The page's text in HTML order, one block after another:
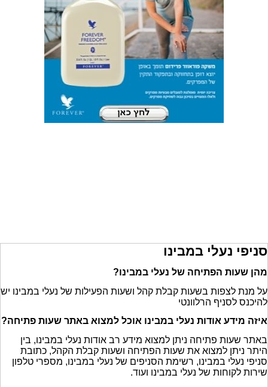
סניפי נעלי במבינו
מהן שעות הפתיחה של נעלי במבינו?
על מנת לצפות בשעות קבלת קהל ושעות הפעילות של נעלי במבינו יש
להיכנס לסניף הרלוונטי
איזה מידע אודות נעלי במבינו אוכל למצוא באתר שעות פתיחה?
באתר שעות פתיחה ניתן למצוא מידע רב אודות נעלי במבינו, בין
היתר ניתן למצוא את שעות הפתיחה ושעות קבלת הקהל, כתובת
סניפי נעלי במבינו, רשימת הסניפים של נעלי במבינו, מספרי טלפון
שירות לקוחות של נעלי במבינו ועוד.